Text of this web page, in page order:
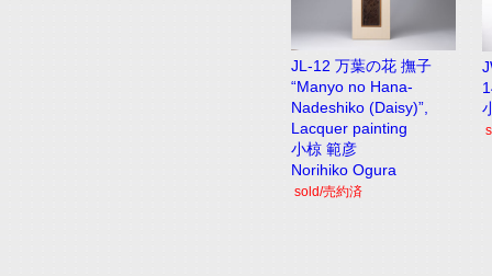
JL-12 万葉の花 撫子
“Manyo no Hana-
Nadeshiko (Daisy)”,
Lacquer painting
小椋 範彦
Norihiko Ogura
sold/売約済